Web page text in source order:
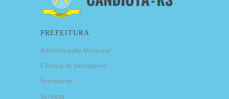
PREFEITURA
Administração Municipal
Câmara de Vereadores
Secretarias
Serviços